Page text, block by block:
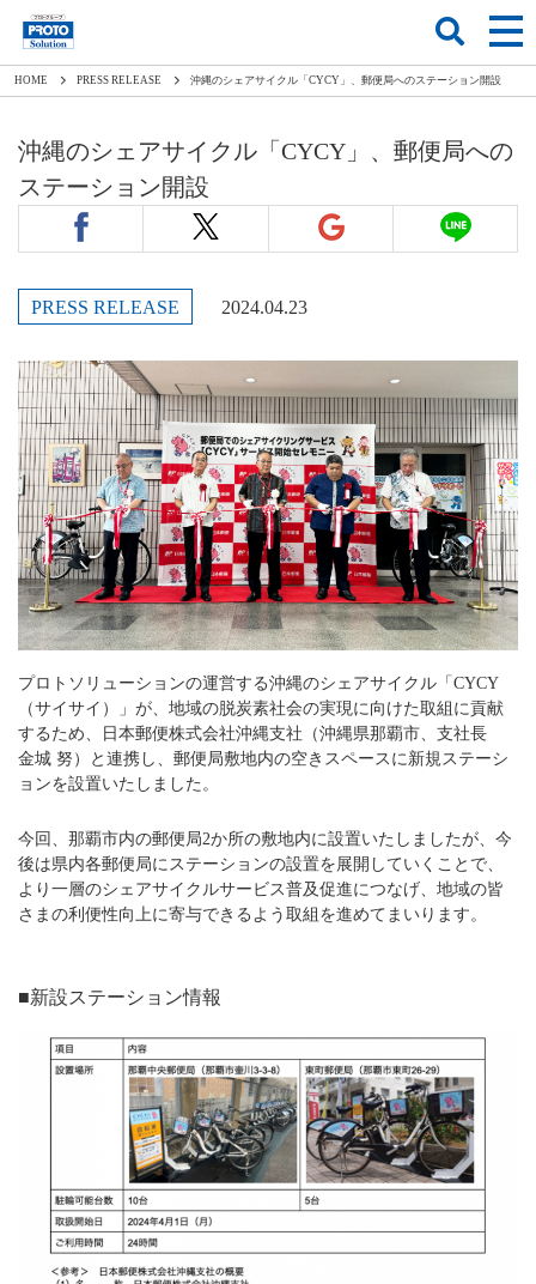
HOME PRESS RELEASE 沖縄のシェアサイクル「CYCY」、郵便局へのステーション開設
沖縄のシェアサイクル「CYCY」、郵便局への
ステーション開設
PRESS RELEASE 2024.04.23
プロトソリューションの運営する沖縄のシェアサイクル「CYCY
（サイサイ）」が、地域の脱炭素社会の実現に向けた取組に貢献
するため、日本郵便株式会社沖縄支社（沖縄県那覇市、支社長
金城 努）と連携し、郵便局敷地内の空きスペースに新規ステーシ
ョンを設置いたしました。
今回、那覇市内の郵便局2か所の敷地内に設置いたしましたが、今
後は県内各郵便局にステーションの設置を展開していくことで、
より一層のシェアサイクルサービス普及促進につなげ、地域の皆
さまの利便性向上に寄与できるよう取組を進めてまいります。
■新設ステーション情報